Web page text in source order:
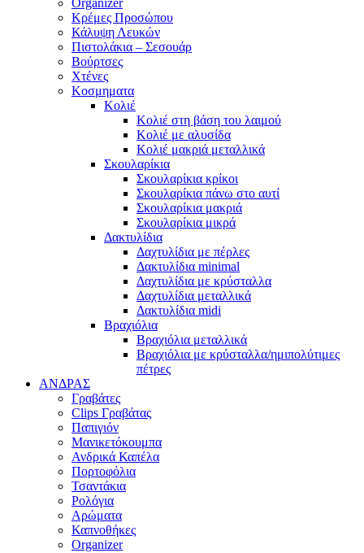
Organizer
Κρέμες Προσώπου
Κάλυψη Λευκών
Πιστολάκια – Σεσουάρ
Βούρτσες
Χτένες
Κοσμηματα
Κολιέ
Κολιέ στη βάση του λαιμού
Κολιέ με αλυσίδα
Κολιέ μακριά μεταλλικά
Σκουλαρίκια
Σκουλαρίκια κρίκοι
Σκουλαρίκια πάνω στο αυτί
Σκουλαρίκια μακριά
Σκουλαρίκια μικρά
Δακτυλίδια
Δαχτυλίδια με πέρλες
Δακτυλίδια minimal
Δαχτυλίδια με κρύσταλλα
Δαχτυλίδια μεταλλικά
Δακτυλίδια midi
Βραχιόλια
Βραχιόλια μεταλλικά
Βραχιόλια με κρύσταλλα/ημιπολύτιμες
πέτρες
ΑΝΔΡΑΣ
Γραβάτες
Clips Γραβάτας
Παπιγιόν
Μανικετόκουμπα
Ανδρικά Καπέλα
Πορτοφόλια
Τσαντάκια
Ρολόγια
Αρώματα
Καπνοθήκες
Organizer